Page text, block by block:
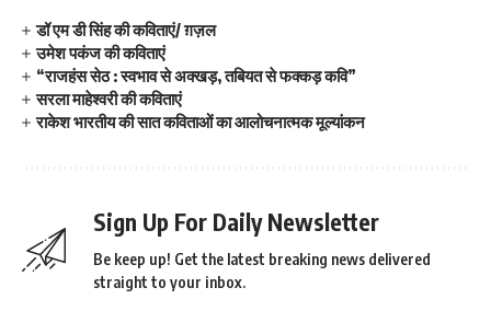
डॉ एम डी सिंह की कविताएं/ ग़ज़ल
उमेश पकंज की कविताएं
“राजहंस सेठ : स्वभाव से अक्खड़, तबियत से फक्कड़ कवि”
सरला माहेश्वरी की कविताएं
राकेश भारतीय की सात कविताओं का आलोचनात्मक मूल्यांकन
Sign Up For Daily Newsletter
Be keep up! Get the latest breaking news delivered
straight to your inbox.